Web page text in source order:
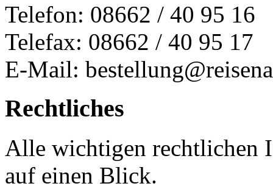
Telefon: 08662 / 40 95 16
Telefax: 08662 / 40 95 17
E-Mail:
Rechtliches
Alle wichtigen rechtlichen
auf einen Blick.